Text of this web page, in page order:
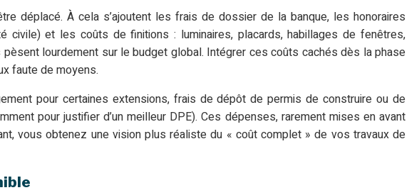
déplacé. À cela s’ajoutent les frais de dossier de la banque, les honoraires
civile) et les coûts de finitions : luminaires, placards, habillages de fenêtres,
lourdement sur le budget global. Intégrer ces coûts cachés dès la phase
faute de moyens.
pour certaines extensions, frais de dépôt de permis de construire ou de
pour justifier d’un meilleur DPE). Ces dépenses, rarement mises en avant
vous obtenez une vision plus réaliste du « coût complet » de vos travaux de